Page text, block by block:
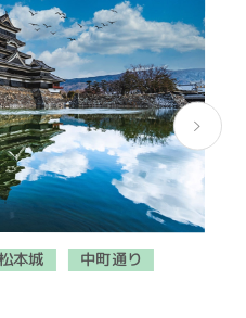
本城 中町通り